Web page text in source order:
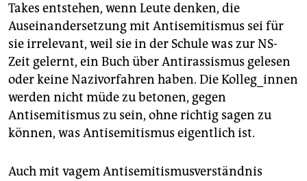
Takes entstehen, wenn Leute denken, die
Auseinandersetzung mit Antisemitismus sei für
sie irrelevant, weil sie in der Schule was zur NS-
Zeit gelernt, ein Buch über Antirassismus gelesen
oder keine Nazivorfahren haben. Die Kolleg_innen
werden nicht müde zu betonen, gegen
Antisemitismus zu sein, ohne richtig sagen zu
können, was Antisemitismus eigentlich ist.
Auch mit vagem Antisemitismusverständnis